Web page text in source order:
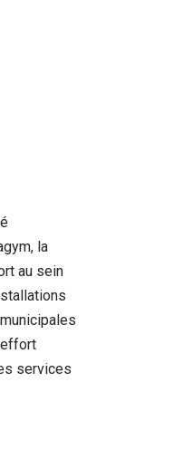
la
au sein
effort
services